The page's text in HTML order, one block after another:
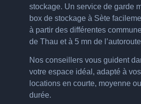
stockage. Un service de garde
box de stockage à Sète
à partir des différentes
de Thau et à 5 mn de
Nos conseillers vous guident
votre espace idéal, adapté à
locations en courte, moyenne
durée.